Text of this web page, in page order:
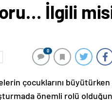
İlgili
0
çocuklarını
önemli rolü